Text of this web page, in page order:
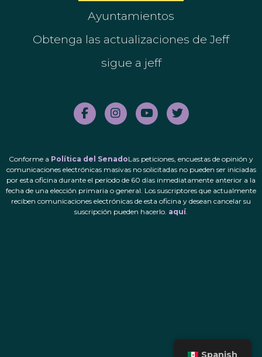
Ayuntamientos
Obtenga las actualizaciones de Jeff
sigue a jeff
Conforme a Política del SenadoLas peticiones, encuestas de opinión y
comunicaciones electrónicas masivas no solicitadas no pueden ser iniciadas
por esta oficina durante el período de 60 días inmediatamente anterior a la
fecha de una elección primaria o general. Los suscriptores que actualmente
reciben comunicaciones electrónicas de esta oficina y desean cancelar su
suscripción pueden hacerlo. aquí
Spanish